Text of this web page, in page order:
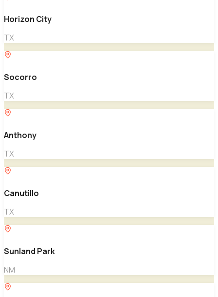
Horizon City
TX
Socorro
TX
Anthony
TX
Canutillo
TX
Sunland Park
NM